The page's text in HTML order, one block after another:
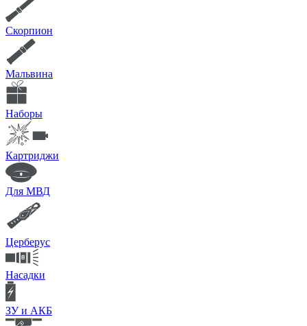
Скорпион
Мальвина
Наборы
Картриджи
Для МВД
Церберус
Насадки
ЗУ и АКБ